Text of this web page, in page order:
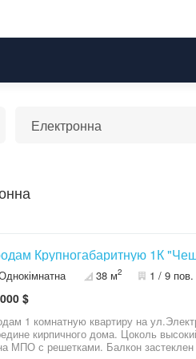
Крупногабаритную 1К
38 м2 1 / 9 пов.
$
1 комнатную квартиру на
кирпичного дома. Цоколь
МПО с решетками. Балкон застеклен